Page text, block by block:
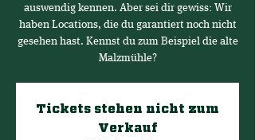
auswendig kennen. Aber sei dir gewiss: Wir
haben Locations, die du garantiert noch nicht
gesehen hast. Kennst du zum Beispiel die alte
Malzmühle?
Tickets stehen nicht zum
Verkauf